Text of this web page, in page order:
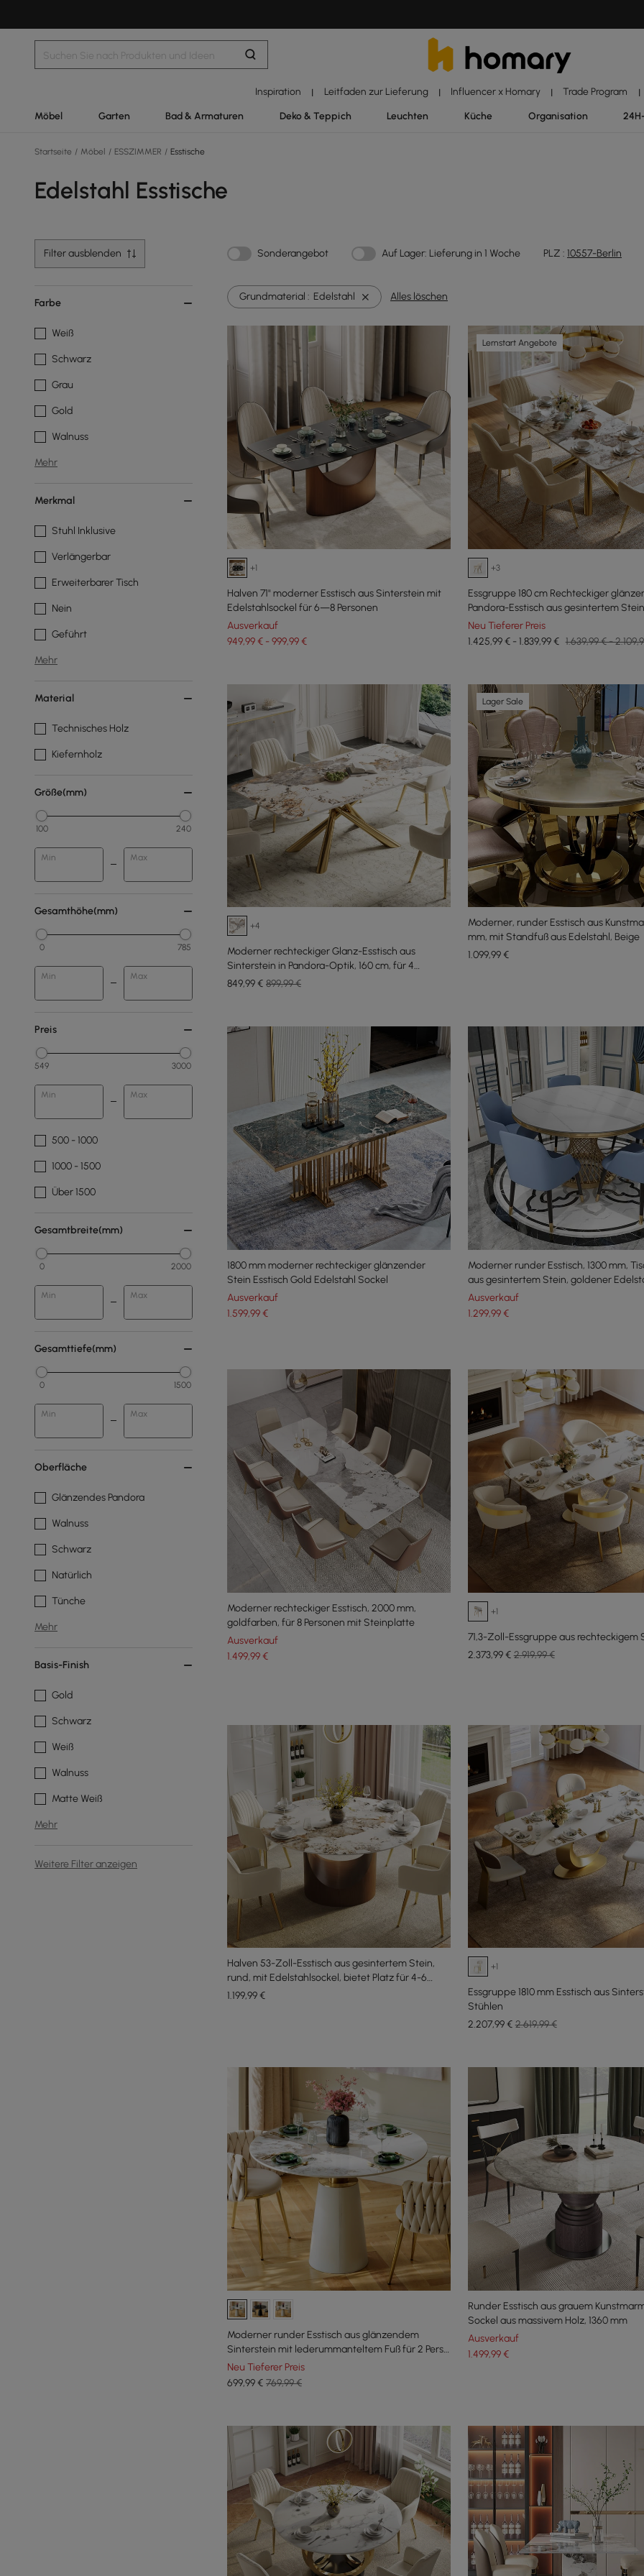
Inspiration | Leitfaden zur Lieferung | Influencer x Homary | Trade Program |
Möbel Garten Bad & Armaturen Deko & Teppich Leuchten Küche Organisation
Startseite / Möbel / ESSZIMMER / Esstische
Edelstahl Esstische
Filter ausblenden Sonderangebot Auf Lager: Lieferung in 1 Woche PLZ : 10557-Berlin
Farbe
Weiß
Schwarz
Grau
Gold
Walnuss
Mehr
Merkmal
Stuhl Inklusive
Verlängerbar
Erweiterbarer Tisch
Nein
Geführt
Mehr
Material
Technisches Holz
Kiefernholz
Größe(mm)
100 240
Min Max
Gesamthöhe(mm)
0 785
Min Max
Preis
549 3000
Min Max
500 - 1000
1000 - 1500
Über 1500
Gesamtbreite(mm)
0 2000
Min Max
Gesamttiefe(mm)
0 1500
Min Max
Oberfläche
Glänzendes Pandora
Walnuss
Schwarz
Natürlich
Tünche
Mehr
Basis-Finish
Gold
Schwarz
Weiß
Walnuss
Matte Weiß
Mehr
Weitere Filter anzeigen
Grundmaterial : Edelstahl Alles löschen
+1
Halven 71" moderner Esstisch aus Sinterstein mit
Edelstahlsockel für 6—8 Personen
Ausverkauf
949,99 € - 999,99 €
Lernstart Angebote
+3
Essgruppe 180 cm Rechteckiger
Pandora-Esstisch aus gesintertem
Stühlen
Neu Tieferer Preis
1.425,99 € - 1.839,99 € 1.639,99 € -
+4
Moderner rechteckiger Glanz-Esstisch aus
Sinterstein in Pandora-Optik, 160 cm, für 4
Personen
849,99€ 899,99 €
Lager Sale
Moderner, runder Esstisch aus
mm, mit Standfuß aus Edelstahl, Beige
1.099,99€
1800 mm moderner rechteckiger glänzender
Stein Esstisch Gold Edelstahl Sockel
Ausverkauf
1.599,99€
Moderner runder Esstisch, 1300 mm,
aus gesintertem Stein, goldener
Ausverkauf
1.299,99€
Moderner rechteckiger Esstisch, 2000 mm,
goldfarben, für 8 Personen mit Steinplatte
Ausverkauf
1.499,99€
+1
71,3-Zoll-Essgruppe aus rechteckigem
2.373,99€ 2.919,99 €
Halven 53-Zoll-Esstisch aus gesintertem Stein,
rund, mit Edelstahlsockel, bietet Platz für 4-6
Personen
1.199,99€
+1
Essgruppe 1810 mm Esstisch aus
Stühlen
2.207,99€ 2.619,99 €
Moderner runder Esstisch aus glänzendem
Sinterstein mit lederummanteltem Fuß für 2 Pers.,
100 cm
Neu Tieferer Preis
699,99€ 769,99 €
Runder Esstisch aus grauem
Sockel aus massivem Holz, 1360 mm
Ausverkauf
1.499,99€